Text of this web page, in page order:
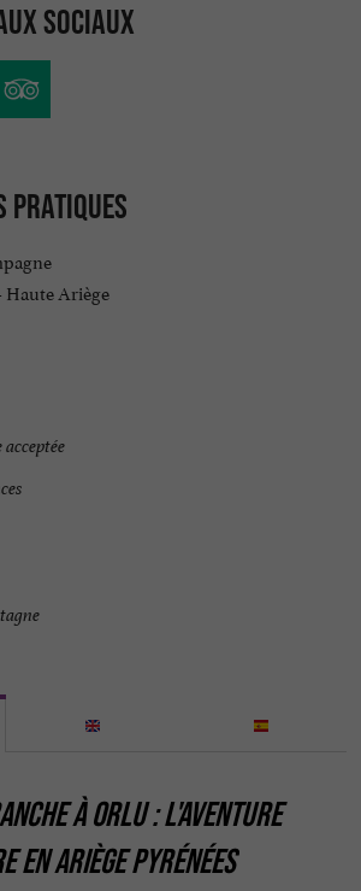
sociaux
pratiques
Haute Ariège
À ORLU : L'AVENTURE
EN ARIÈGE PYRÉNÉES